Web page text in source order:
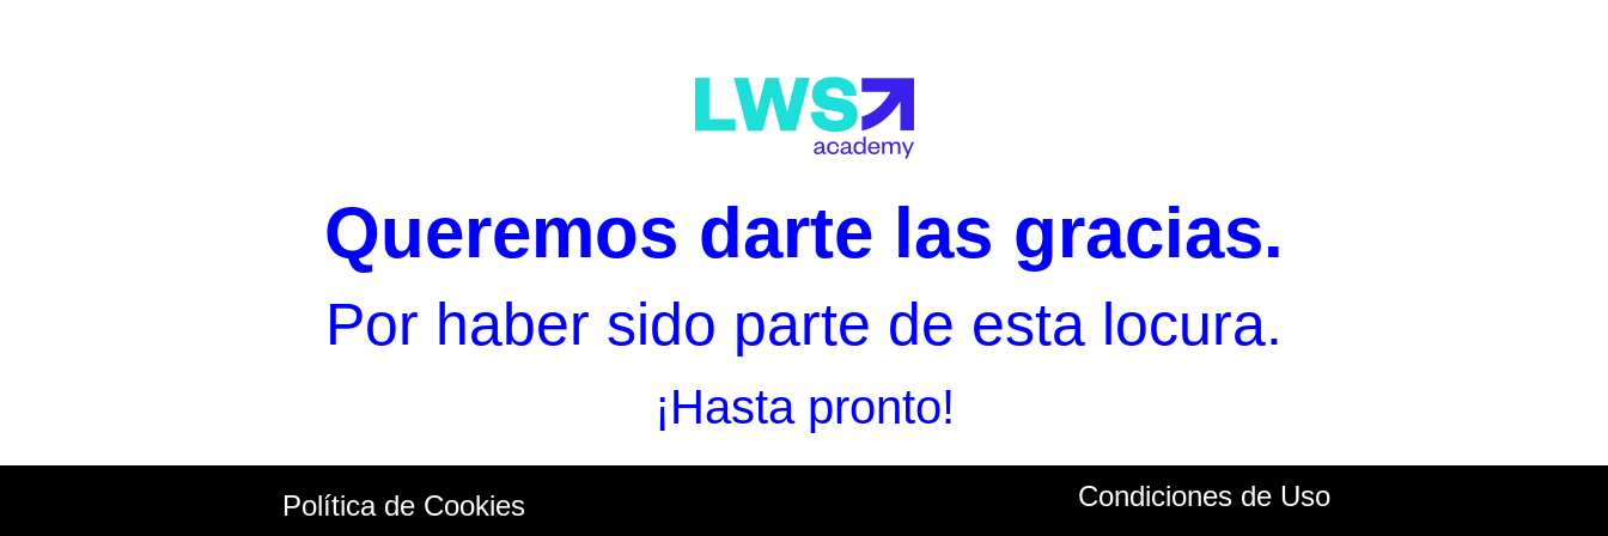
Queremos darte las gracias.
Por haber sido parte de esta locura.
¡Hasta pronto!
Política de Cookies Condiciones de Uso